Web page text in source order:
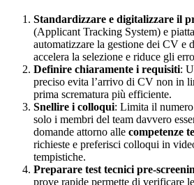
Standardizzare e digitalizzare il
(Applicant Tracking System) e
automatizzare la gestione dei CV e
accelera la selezione e riduce gli
Definire chiaramente i requisiti:
preciso evita l’arrivo di CV non in
prima scrematura più efficiente.
Snellire i colloqui: Limita il
solo i membri del team davvero
domande attorno alle competenze
richieste e preferisci colloqui in
tempistiche.
Preparare test tecnici pre-
prove rapide permette di verificare